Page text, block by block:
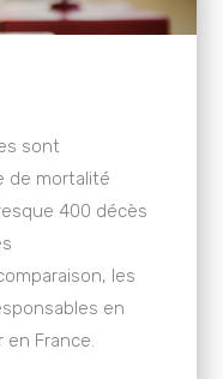
sont
de mortalité
400 décès
les
en
France.